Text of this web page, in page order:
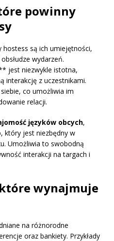
powinny
hostess są ich umiejętności,
wydarzeń.
jest niezwykle istotna,
interakcję z uczestnikami.
co umożliwia im
relacji.
języków obcych,
który jest niezbędny w
Umożliwia to swobodną
interakcji na targach i
wynajmuje
na różnorodne
oraz bankiety. Przykłady